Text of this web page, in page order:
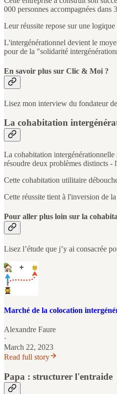
000 personnes accompagnées
Leur réussite repose sur une
L'intergénérationnel devient le
pour de la "solidarité
En savoir plus sur Clic & Moi ?
Lisez mon interview du fondateur
La cohabitation
La cohabitation intergénérationnelle
résoudre deux problèmes distincts -
Cette cohabitation utilitaire
Cette réussite tient à l'inversion de
Pour aller plus loin sur la
Lisez l’étude que j’y ai consacrée
Marché de la colocation
Alexandre Faure
·
March 22, 2023
Read full story
Papa : structurer l'entraide